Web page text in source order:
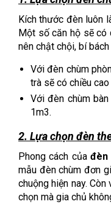
Kích thước đèn luôn
Một số căn hộ sẽ có
nên chật chội, bí bách
Với đèn chùm
trà sẽ có chiều
Với đèn chùm
1m3.
2. Lựa chọn đèn
Phong cách của đèn
mẫu đèn chùm đơn
chuộng hiện nay.
chọn mà gia chủ